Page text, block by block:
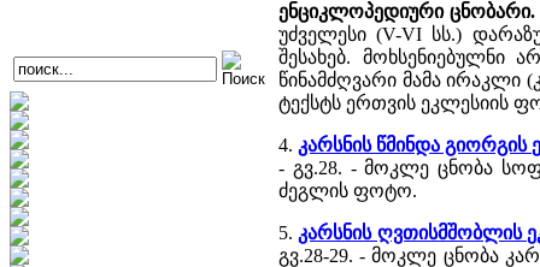
ენციკლოპედიური ცნობარი.
უძველესი (V-VI სს.)
შესახებ. მოხსენიებულნი
წინამძღვარი მამა ირაკლი
ტექსტს ერთვის ეკლესიის
4. კარსნის წმინდა გიორგის
- გვ.28. - მოკლე ცნობა
ძეგლის ფოტო.
5. კარსნის ღვთისმშობლის
გვ.28-29. - მოკლე ცნობა